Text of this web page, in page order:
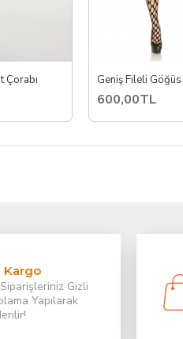
Çorabı
600,00TL
Kargo
Gizli
Yapılarak